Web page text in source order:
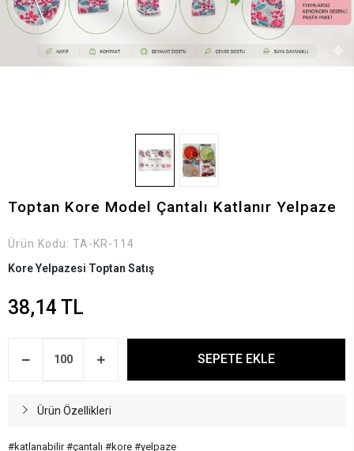
Toptan Kore Model Çantalı Katlanır Yelpaze
Ürün Kodu: TA-KR-114
Kore Yelpazesi Toptan Satış
38,14 TL
SEPETE EKLE
Ürün Özellikleri
#katlanabilir #çantalı #kore #yelpaze